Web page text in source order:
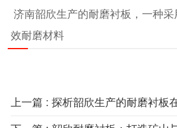
济南韶欣生产的耐磨衬板，一种
效耐磨材料